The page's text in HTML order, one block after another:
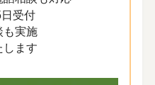
受付
も実施
します